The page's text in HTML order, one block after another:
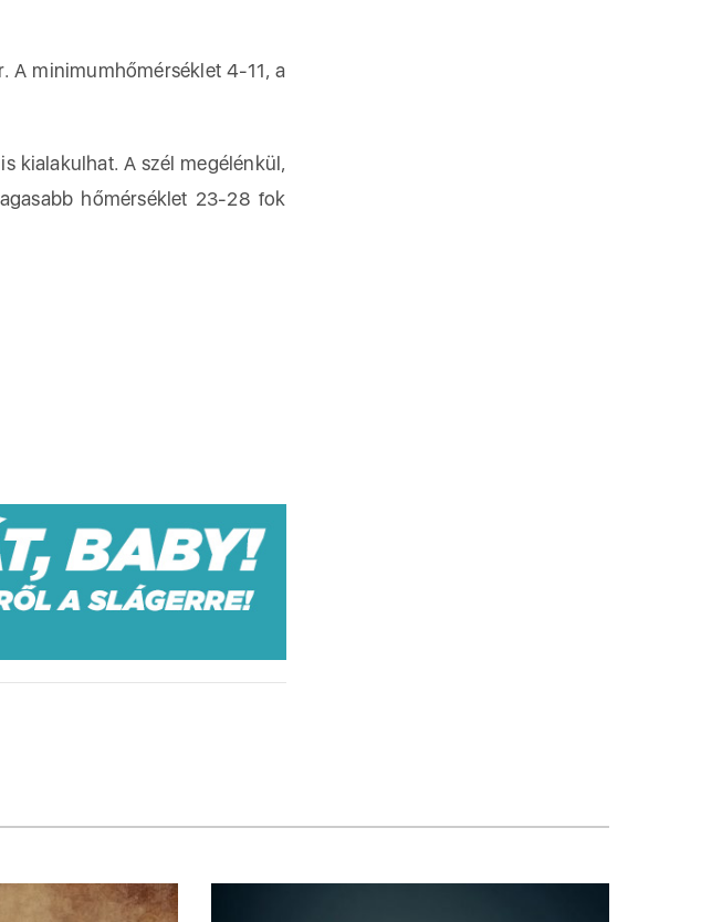
A minimumhőmérséklet 4-11, a
kialakulhat. A szél megélénkül,
hőmérséklet 23-28 fok